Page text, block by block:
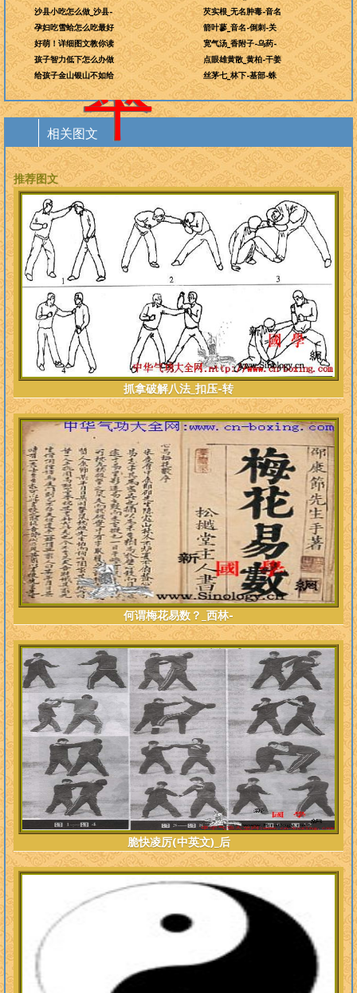
世
开
太
平
沙县小吃怎么做_沙县-
孕妇吃雪蛤怎么吃最好
好萌！详细图文教你读
孩子智力低下怎么办做
给孩子金山银山不如给
芡实根_无名肿毒-音名
箭叶蓼_音名-倒刺-关
宽气汤_香附子-乌药-
点眼雄黄散_黄柏-干姜
丝茅七_林下-基部-蛛
相关图文
推荐图文
抓拿破解八法_扣压-转
何谓梅花易数？_西林-
脆快凌厉(中英文)_后